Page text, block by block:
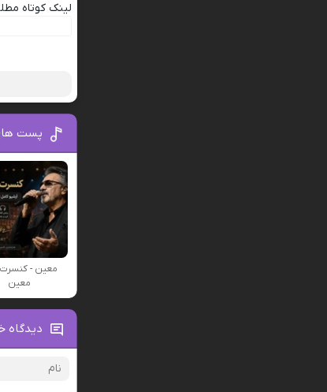
لینک کوتاه
پست
معین - کنسرت
معین
دیدگاه